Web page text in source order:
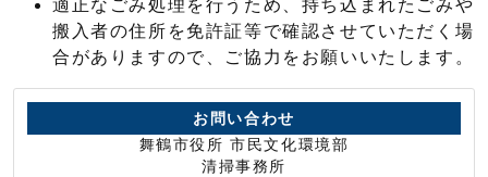
適正なごみ処理を行うため、持ち込まれたごみや
搬入者の住所を免許証等で確認させていただく場
合がありますので、ご協力をお願いいたします。
お問い合わせ
舞鶴市役所 市民文化環境部
清掃事務所